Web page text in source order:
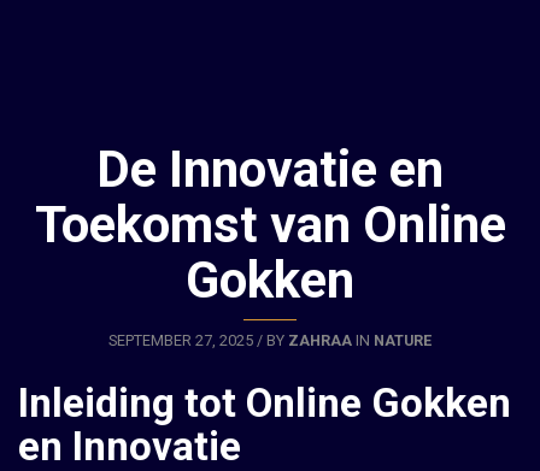
De Innovatie en
Toekomst van Online
Gokken
SEPTEMBER 27, 2025 / BY ZAHRAA IN NATURE
Inleiding tot Online Gokken
en Innovatie